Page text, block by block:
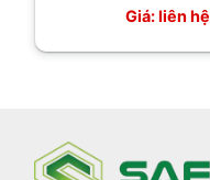
Giá: liên hệ